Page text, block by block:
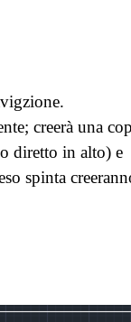
creerà una
diretto in alto) e
spinta